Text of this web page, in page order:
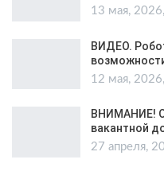
13 мая,
ВИДЕО.
12 мая,
ВНИМАНИЕ!
вакантной
27 апреля,